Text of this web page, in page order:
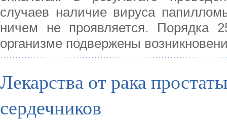
случаев наличие вируса
ничем не проявляется. Порядка
организме подвержены
Лекарства от рака
сердечников